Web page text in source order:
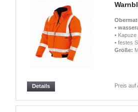
•
•
• festes
Größe:
Preis auf
Details